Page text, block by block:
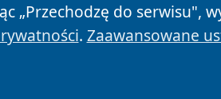
„Przechodzę do serwisu",
. Zaawansowane